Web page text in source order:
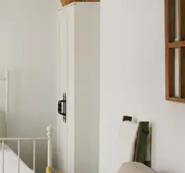
les parcourir ou en appuyant et en faisant